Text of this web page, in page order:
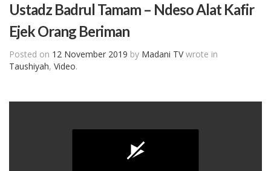
Ustadz Badrul Tamam – Ndeso Alat Kafir
Ejek Orang Beriman
Posted on 12 November 2019 by Madani TVwrote in
Taushiyah, Video.